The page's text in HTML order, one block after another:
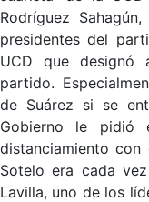
Rodríguez
presidentes del
UCD que designó
partido.
de Suárez si se
Gobierno le pidió
distanciamiento con
Sotelo era cada
Lavilla, uno de los